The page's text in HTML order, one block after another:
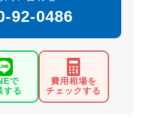
92-0486
で
する
費用相場を
チェックする